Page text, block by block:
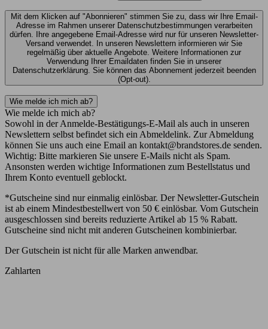
Mit dem Klicken auf "Abonnieren" stimmen Sie zu, dass wir Ihre Email-
Adresse im Rahmen unserer Datenschutzbestimmungen verarbeiten
dürfen. Ihre angegebene Email-Adresse wird nur für unseren Newsletter-
Versand verwendet. In unseren Newslettern informieren wir Sie
regelmäßig über aktuelle Angebote. Weitere Informationen zur
Verwendung Ihrer Emaildaten finden Sie in unserer
Datenschutzerklärung. Sie können das Abonnement jederzeit beenden
(Opt-out).
Wie melde ich mich ab?
Wie melde ich mich ab?
Sowohl in der Anmelde-Bestätigungs-E-Mail als auch in unseren
Newslettern selbst befindet sich ein Abmeldelink. Zur Abmeldung
können Sie uns auch eine Email an kontakt@brandstores.de senden.
Wichtig: Bitte markieren Sie unsere E-Mails nicht als Spam.
Ansonsten werden wichtige Informationen zum Bestellstatus und
Ihrem Konto eventuell geblockt.
*Gutscheine sind nur einmalig einlösbar. Der Newsletter-Gutschein
ist ab einem Mindestbestellwert von 50 € einlösbar. Vom Gutschein
ausgeschlossen sind bereits reduzierte Artikel ab 15 % Rabatt.
Gutscheine sind nicht mit anderen Gutscheinen kombinierbar.
Der Gutschein ist nicht für alle Marken anwendbar.
Zahlarten